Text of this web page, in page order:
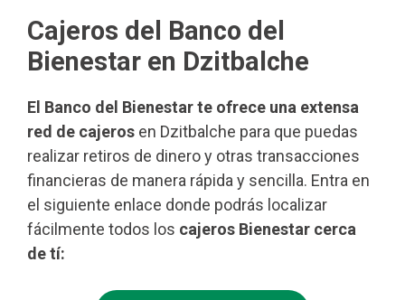
Cajeros del Banco del
Bienestar en Dzitbalche
El Banco del Bienestar te ofrece una extensa
red de cajeros en Dzitbalche para que puedas
realizar retiros de dinero y otras transacciones
financieras de manera rápida y sencilla. Entra en
el siguiente enlace donde podrás localizar
fácilmente todos los cajeros Bienestar cerca
de tí: